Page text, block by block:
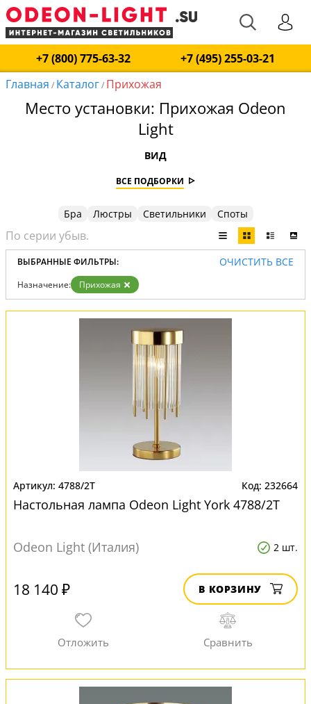
+7 (800) 775-63-32
+7 (495) 255-03-21
Главная / Каталог/ Прихожая
Место установки: Прихожая Odeon
Light
ВИД
ВСЕ ПОДБОРКИ
Бра Люстры Светильники Споты
ВЫБРАННЫЕ ФИЛЬТРЫ: ОЧИСТИТЬ ВСЕ
Назначение: Прихожая
4788/2T 232664
Настольная лампа Odeon Light York 4788/2T
Odeon Light (Италия) 2 шт.
18 140 ₽ В КОРЗИНУ